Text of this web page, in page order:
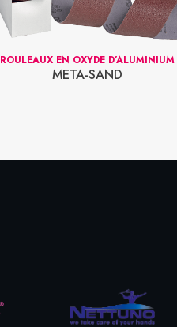
ROULEAUX EN OXYDE D’ALUMINIUM
META-SAND